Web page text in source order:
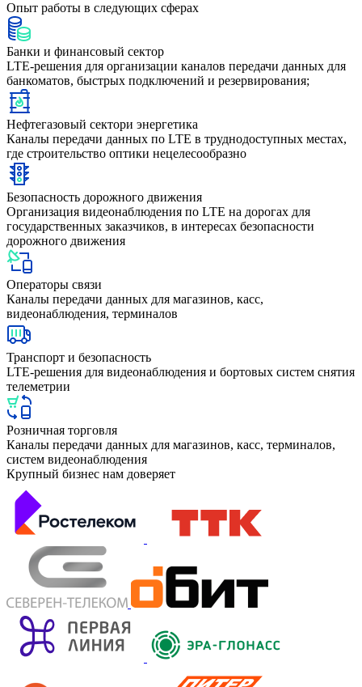
Опыт работы в следующих сферах
Банки и финансовый сектор
LTE-решения для организации каналов передачи данных для
банкоматов, быстрых подключений и резервирования;
Нефтегазовый сектори энергетика
Каналы передачи данных по LTE в труднодоступных местах,
где строительство оптики нецелесообразно
Безопасность дорожного движения
Организация видеонаблюдения по LTE на дорогах для
государственных заказчиков, в интересах безопасности
дорожного движения
Операторы связи
Каналы передачи данных для магазинов, касс,
видеонаблюдения, терминалов
Транспорт и безопасность
LTE-решения для видеонаблюдения и бортовых систем снятия
телеметрии
Розничная торговля
Каналы передачи данных для магазинов, касс, терминалов,
систем видеонаблюдения
Крупный бизнес нам доверяет